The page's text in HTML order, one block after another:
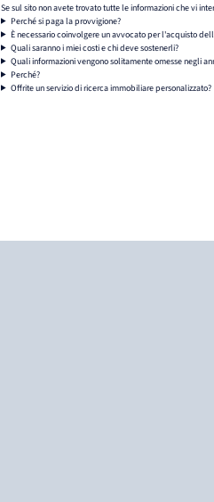
Se sul sito non avete trovato tutte le informazioni che vi
Perché si paga la provvigione?
È necessario coinvolgere un avvocato per l'acquisto
Quali saranno i miei costi e chi deve sostenerli?
Quali informazioni vengono solitamente omesse negli
Perché?
Offrite un servizio di ricerca immobiliare personalizzato?